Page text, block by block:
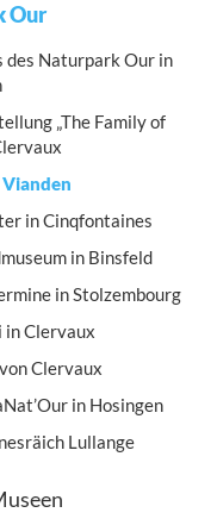
Our
des Naturpark Our in
„The Family of
in Cinqfontaines
in Binsfeld
in Stolzembourg
in Clervaux
Clervaux
in Hosingen
Lullange